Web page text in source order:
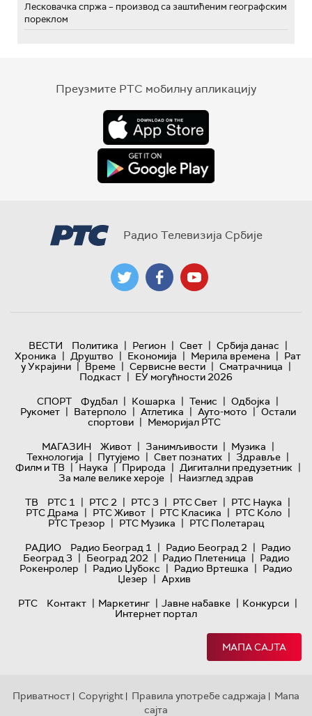
Лесковачка спржа – производ са заштићеним географским
пореклом
Преузмите РТС мобилну апликацију
Радио Телевизија Србије
ВЕСТИ Политика | Регион | Свет | Србија данас |
Хроника | Друштво | Економија | Мерила времена | Рат
у Украјини | Време | Сервисне вести | Сматрачница |
Подкаст | ЕУ могућности 2026
СПОРТ
Фудбал | Кошарка | Тенис | Одбојка |
Рукомет | Ватерполо | Атлетика | Ауто-мото | Остали
спортови | Меморијал РТС
МАГАЗИН
Живот | Занимљивости | Музика |
Технологијa | Путујемо | Свет познатих | Здравље |
Филм и ТВ | Наука | Природа | Дигитални предузетник |
За мале велике хероје | Наизглед здрав
ТВ
РТС 1 | РТС 2 | РТС 3 | РТС Свет | РТС Наука |
РТС Драма | РТС Живот | РТС Класика | РТС Коло |
РТС Трезор | РТС Музика | РТС Полетарац
РАДИО
Радио Београд 1 | Радио Београд 2 | Радио
Београд 3 | Београд 202 | Радио Плетеница | Радио
Рокенролер | Радио Џубокс | Радио Вртешка | Радио
Џезер | Архив
РТС
Контакт | Маркетинг | Јавне набавке | Конкурси |
Интернет портал
МАПА САЈТА
Приватност | Copyright | Правила употребе садржаја | Мапа
сајта